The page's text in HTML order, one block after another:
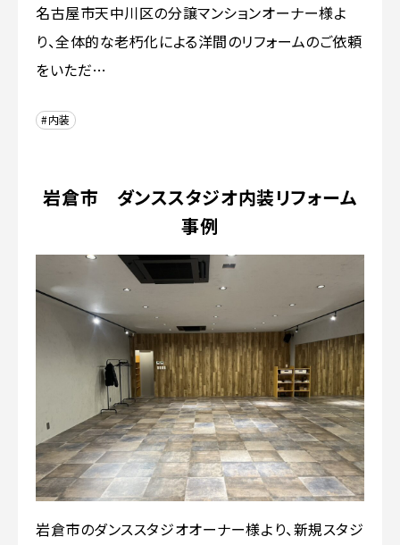
名古屋市天中川区の分譲マンションオーナー様よ
り、全体的な老朽化による洋間のリフォームのご依頼
をいただ…
#内装
岩倉市 ダンススタジオ内装リフォーム
事例
岩倉市のダンススタジオオーナー様より、新規スタジ